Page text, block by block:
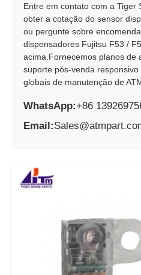
Entre em contato com a Tiger
obter a cotação do sensor
ou pergunte sobre
dispensadores Fujitsu F53 /
acima.Fornecemos planos de
suporte pós-venda
globais de manutenção de
WhatsApp:+86
Email: